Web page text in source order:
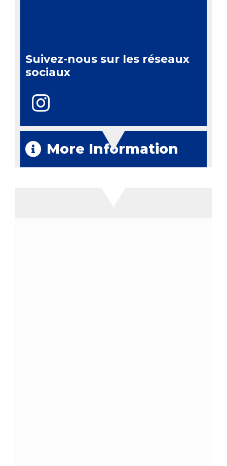
Suivez-nous sur les réseaux
sociaux
More Information